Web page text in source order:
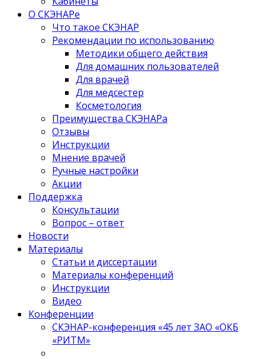
О СКЭНАРе
Что такое СКЭНАР
Рекомендации по использованию
Методики общего действия
Для домашних пользователей
Для врачей
Для медсестер
Косметология
Преимущества СКЭНАРа
Отзывы
Инструкции
Мнение врачей
Ручные настройки
Акции
Поддержка
Консультации
Вопрос – ответ
Новости
Материалы
Статьи и диссертации
Материалы конференций
Инструкции
Видео
Конференции
СКЭНАР-конференция «45 лет ЗАО «ОКБ
«РИТМ»